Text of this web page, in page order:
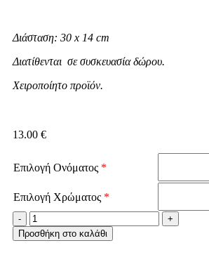
Διάσταση: 30 x 14 cm
Διατίθενται σε συσκευασία δώρου.
Χειροποίητο προϊόν.
13.00 €
Επιλογή Ονόματος *
Επιλογή Χρώματος *
Προσθήκη στο καλάθι